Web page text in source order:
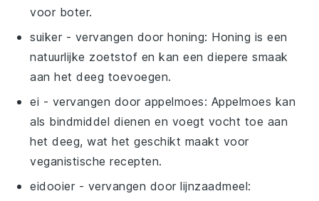
voor boter.
suiker - vervangen doorhoning: Honing is een
natuurlijke zoetstof en kan een diepere smaak
aan het deeg toevoegen.
ei - vervangen doorappelmoes: Appelmoes kan
als bindmiddel dienen en voegt vocht toe aan
het deeg, wat het geschikt maakt voor
veganistische recepten.
eidooier - vervangen doorlijnzaadmeel: